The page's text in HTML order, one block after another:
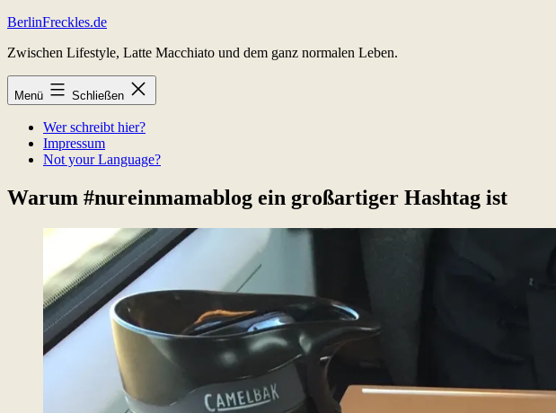
Zum
springen
BerlinFreckles.de
Zwischen Lifestyle, Latte Macchiato und dem ganz normalen Leben.
Menü Schließen
Wer schreibt hier?
Impressum
Not your Language?
Warum #nureinmamablog ein großartiger Hashtag ist